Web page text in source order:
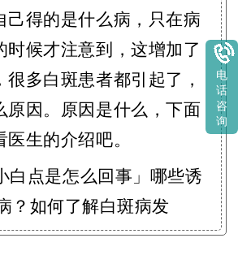
己得的是什么病，只在病
时候才注意到，这增加了
很多白斑患者都引起了，
原因。原因是什么，下面
生的介绍吧。
电
话
咨
询